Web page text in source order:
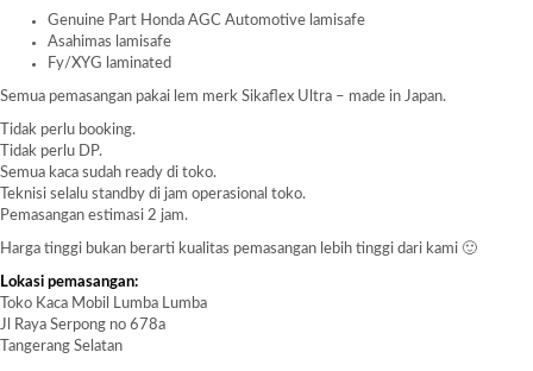
Genuine Part Honda AGC Automotive lamisafe
Asahimas lamisafe
Fy/XYG laminated
Semua pemasangan pakai lem merk Sikaflex Ultra – made in Japan.
Tidak perlu booking.
Tidak perlu DP.
Semua kaca sudah ready di toko.
Teknisi selalu standby di jam operasional toko.
Pemasangan estimasi 2 jam.
Harga tinggi bukan berarti kualitas pemasangan lebih tinggi dari kami 🙂
Lokasi pemasangan:
Toko Kaca Mobil Lumba Lumba
Jl Raya Serpong no 678a
Tangerang Selatan